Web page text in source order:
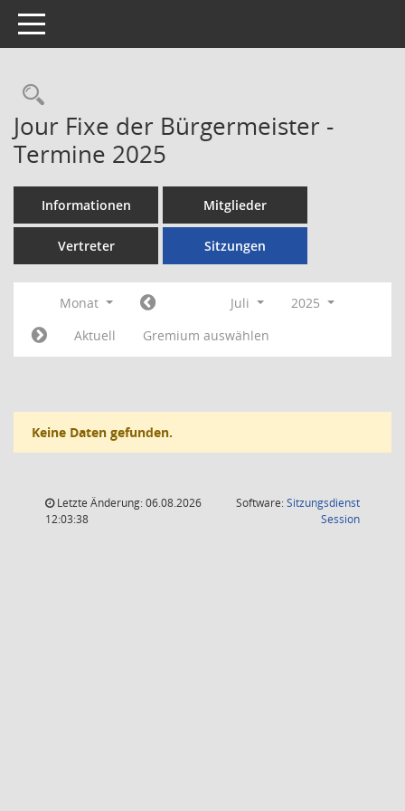
Toggle navigation
Rechercheauswahl
Jour Fixe der Bürgermeister -
Termine 2025
Informationen Mitglieder
Vertreter Sitzungen
Monat Juli
2025
Aktuell
Gremium auswählen
Keine Daten gefunden.
Letzte Änderung: 06.08.2026
12:03:38
Software:Sitzungsdienst
Session(Wird in